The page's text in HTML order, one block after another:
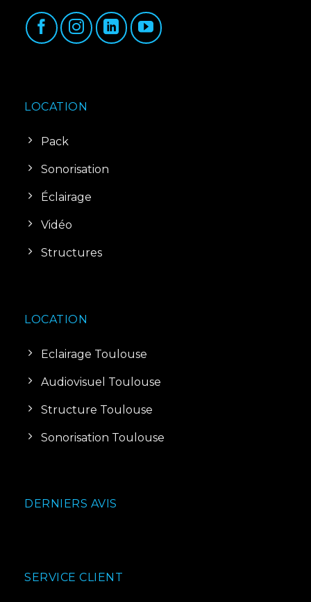
LOCATION
Pack
Sonorisation
Éclairage
Vidéo
Structures
LOCATION
Eclairage Toulouse
Audiovisuel Toulouse
Structure Toulouse
Sonorisation Toulouse
DERNIERS AVIS
SERVICE CLIENT